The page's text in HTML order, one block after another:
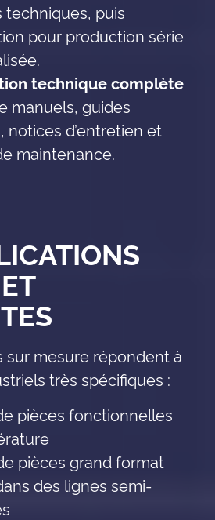
puis
pour production série
technique complète
manuels, guides
notices d’entretien et
maintenance.
sur mesure répondent à
très spécifiques :
pièces fonctionnelles
pièces grand format
des lignes semi-